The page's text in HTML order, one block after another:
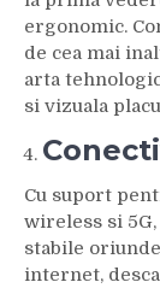
ergonomic.
de cea mai
arta
si vizuala
Cu suport
wireless si
stabile
internet,